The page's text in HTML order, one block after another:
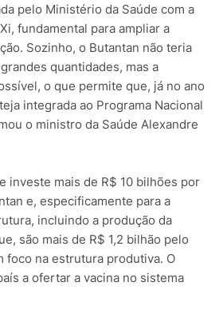
pelo Ministério da Saúde com a
fundamental para ampliar a
Sozinho, o Butantan não teria
quantidades, mas a
o que permite que, já no ano
integrada ao Programa Nacional
o ministro da Saúde Alexandre
investe mais de R$ 10 bilhões por
e, especificamente para a
incluindo a produção da
são mais de R$ 1,2 bilhão pelo
foco na estrutura produtiva. O
a ofertar a vacina no sistema